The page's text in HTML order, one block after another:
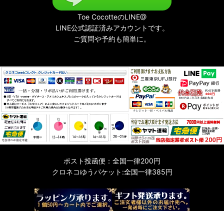
Toe CocotteのLINE@
LINE公式認証済みアカウントです。
ご質問や予約も簡単に。
ポスト投函便：全国一律200円
クロネコゆうパケット:全国一律385円